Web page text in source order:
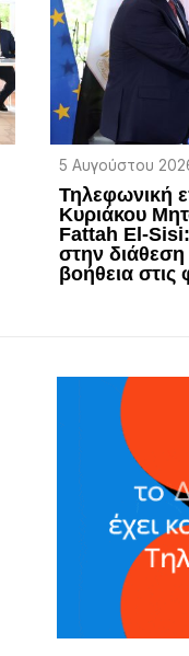
5 Αυγούστου
Τηλεφωνική
Κυριάκου
Fattah El-Sisi:
στην
βοήθεια στις